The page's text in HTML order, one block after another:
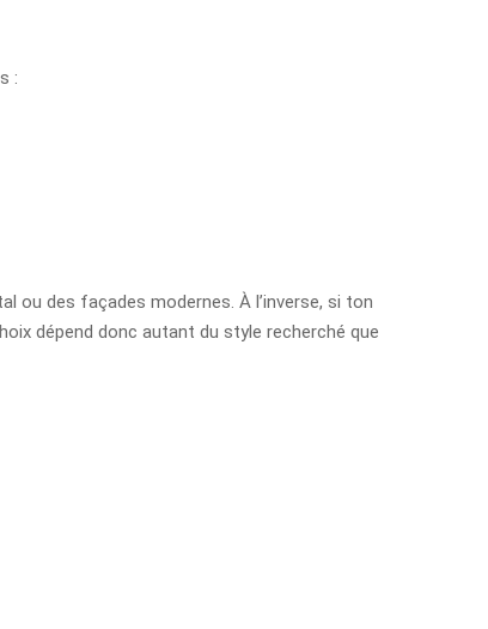
:
ou des façades modernes. À l’inverse, si ton
dépend donc autant du style recherché que